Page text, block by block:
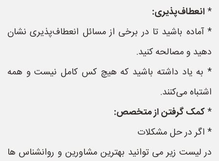
*انعطاف‌پذیری:
* آماده باشید تا در برخی از مسائل انعطاف‌پذیری نشان
دهید و مصالحه کنید.
* به یاد داشته باشید که هیچ کس کامل نیست و همه
اشتباه می‌کنند.
*کمک گرفتن از متخصص:
* اگر در حل مشکلات
در لیست زیر می توانید بهترین مشاورین و روانشناس ها